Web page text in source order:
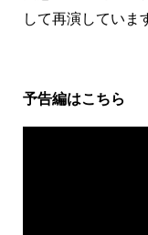
して再演していま
予告編はこちら